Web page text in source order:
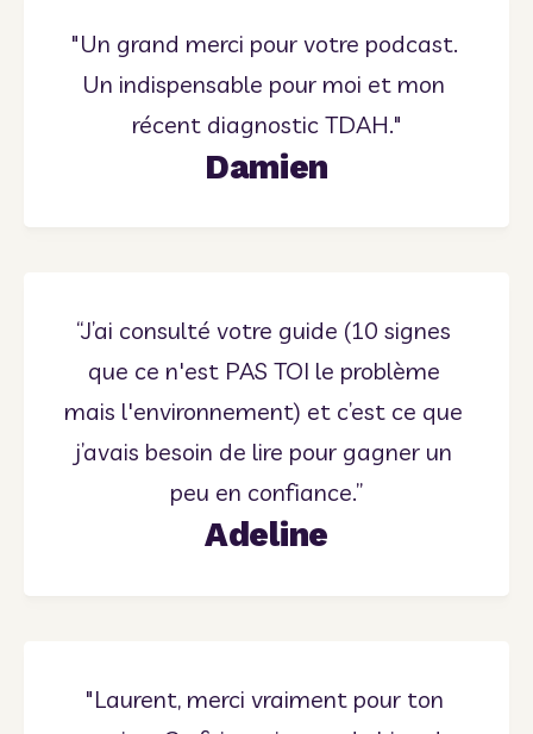
"Un grand merci pour votre podcast.
Un indispensable pour moi et mon
récent diagnostic TDAH."
Damien
“J’ai consulté votre guide (10 signes
que ce n'est PAS TOI le problème
mais l'environnement) et c’est ce que
j’avais besoin de lire pour gagner un
peu en confiance.”
Adeline
"Laurent, merci vraiment pour ton